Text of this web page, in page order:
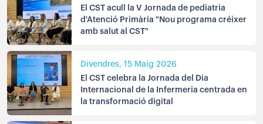
El CST acull la V Jornada de pediatria
d'Atenció Primària "Nou programa créixer
amb salut al CST"
Divendres, 15 Maig 2026
El CST celebra la Jornada del Dia
Internacional de la Infermeria centrada en
la transformació digital